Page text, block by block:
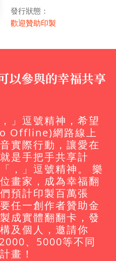
發行狀態：
歡迎贊助印製
以參與的幸福共享
」逗號精神，希望
Offline)網路線上
實際行動，讓愛在
是手把手共享計
，」逗號精神。 樂
畫家，成為幸福翻
預計印製百萬張
任一創作者贊助金
成實體翻翻卡，發
及個人，邀請你
、5000等不同
畫！